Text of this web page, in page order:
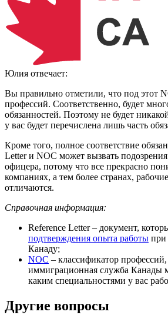
Юлия отвечает:
Вы правильно отметили, что под этот
профессий. Соответственно, будет
обязанностей. Поэтому не будет
у вас будет перечислена лишь часть
Кроме того, полное соответствие
Letter и NOC может вызвать
офицера, потому что все прекрасно
компаниях, а тем более странах,
отличаются.
Справочная информация:
Reference Letter – документ,
подтверждения опыта работы при
Канаду;
NOC – классификатор
иммиграционная служба Канады
каким специальностями у вас
Другие вопросы